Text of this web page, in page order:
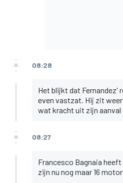
08:28
Het blijkt dat Fernandez'
even vastzat. Hij zit
wat kracht uit zijn aanval
08:27
Francesco Bagnaia
zijn nu nog maar 16